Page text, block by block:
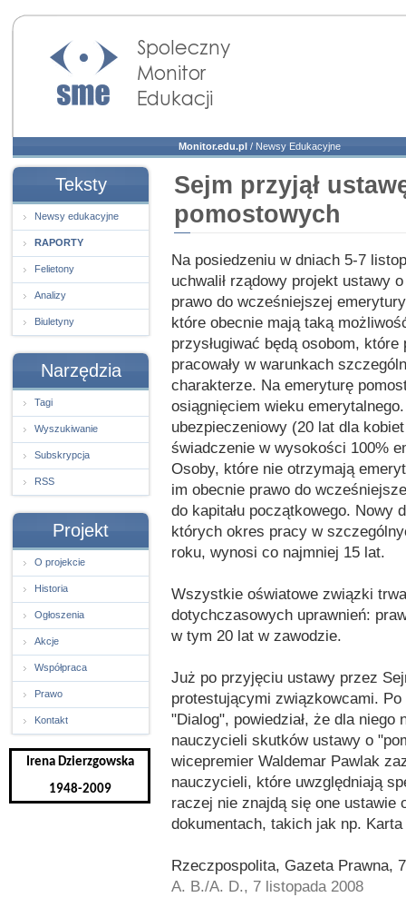
Społeczny Monitor
Edukacji
Monitor.edu.pl / Newsy Edukacyjne
Teksty
Newsy edukacyjne
RAPORTY
Felietony
Analizy
Biuletyny
Narzędzia
Tagi
Wyszukiwanie
Subskrypcja
RSS
Projekt
O projekcie
Historia
Ogłoszenia
Akcje
Współpraca
Prawo
Kontakt
Irena Dzierzgowska
1948-2009
Sejm przyjął
pomostowych
Na posiedzeniu w dniach 5-7
uchwalił rządowy projekt ustawy
prawo do wcześniejszej
które obecnie mają taką
przysługiwać będą osobom,
pracowały w warunkach
charakterze. Na emeryturę
osiągnięciem wieku
ubezpieczeniowy (20 lat dla
świadczenie w wysokości 100%
Osoby, które nie otrzymają
im obecnie prawo do
do kapitału początkowego. Nowy
których okres pracy w
roku, wynosi co najmniej 15 lat.
Wszystkie oświatowe związki
dotychczasowych uprawnień:
w tym 20 lat w zawodzie.
Już po przyjęciu ustawy przez
protestującymi związkowcami.
"Dialog", powiedział, że dla niego
nauczycieli skutków ustawy o
wicepremier Waldemar Pawlak
nauczycieli, które uwzględniają
raczej nie znajdą się one ustawie
dokumentach, takich jak np.
Rzeczpospolita, Gazeta Prawna,
A. B./A. D., 7 listopada 2008